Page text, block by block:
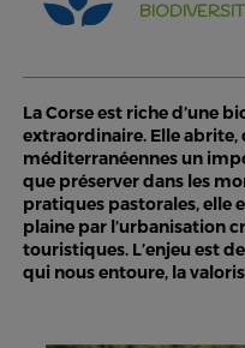
La Corse est riche d’une
extraordinaire. Elle abrite,
méditerranéennes un
que préserver dans les
pratiques pastorales, elle
plaine par l’urbanisation
touristiques. L’enjeu est
qui nous entoure, la